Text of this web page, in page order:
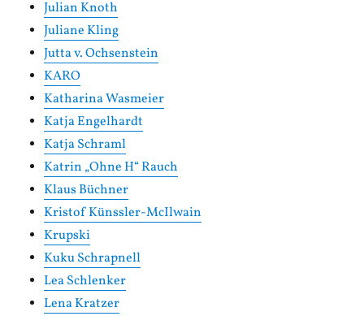
Julian Knoth
Juliane Kling
Jutta v. Ochsenstein
KARO
Katharina Wasmeier
Katja Engelhardt
Katja Schraml
Katrin „Ohne H“ Rauch
Klaus Büchner
Kristof Künssler-McIlwain
Krupski
Kuku Schrapnell
Lea Schlenker
Lena Kratzer